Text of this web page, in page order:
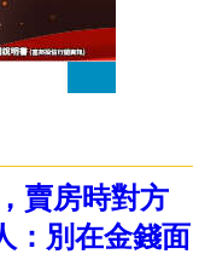
賣房時對方
：別在金錢面